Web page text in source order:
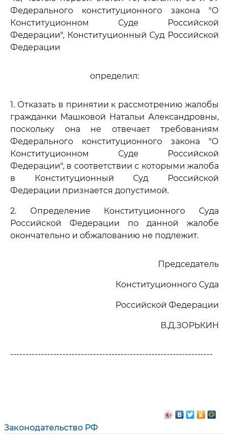
Законодательство РФ
Федерального конституционного закона "О
Конституционном Суде Российской
Федерации", Конституционный Суд Российской
Федерации
определил:
1. Отказать в принятии к рассмотрению жалобы
гражданки Машковой Натальи Александровны,
поскольку она не отвечает требованиям
Федерального конституционного закона "О
Конституционном Суде Российской
Федерации", в соответствии с которыми жалоба
в Конституционный Суд Российской
Федерации признается допустимой.
2. Определение Конституционного Суда
Российской Федерации по данной жалобе
окончательно и обжалованию не подлежит.
Председатель
Конституционного Суда
Российской Федерации
В.Д.ЗОРЬКИН
------------------------------------------------------------------